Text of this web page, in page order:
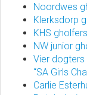
Noordwes
Klerksdorp
KHS
NW junior
Vier
“SA Girls
Carlie